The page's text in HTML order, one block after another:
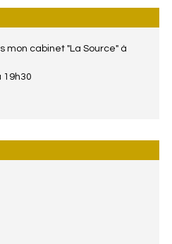
mon cabinet "La Source" à
19h30